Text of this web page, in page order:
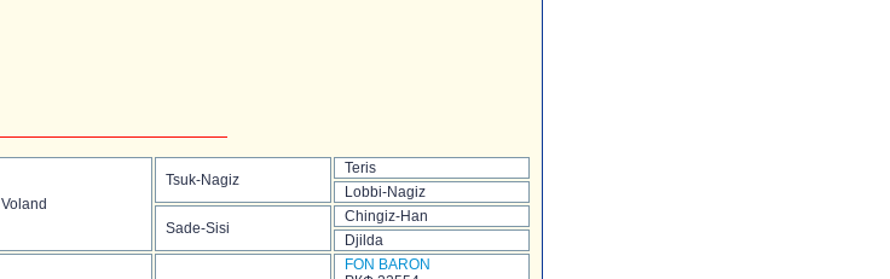
Voland
Tsuk-Nagiz
Teris
Lobbi-Nagiz
Sade-Sisi
Chingiz-Han
Djilda
FON BARON